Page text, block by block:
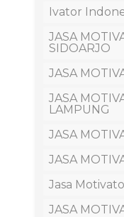
Ivator
JASA
SIDOARJO
JASA
JASA
LAMPUNG
JASA
JASA
Jasa
JASA